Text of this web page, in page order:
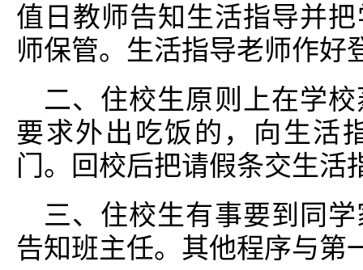
值日教师告知生活指导并
师保管。生活指导老师作好
二、住校生原则上在学
要求外出吃饭的，向生活
门。回校后把请假条交生活
三、住校生有事要到同
告知班主任。其他程序与第